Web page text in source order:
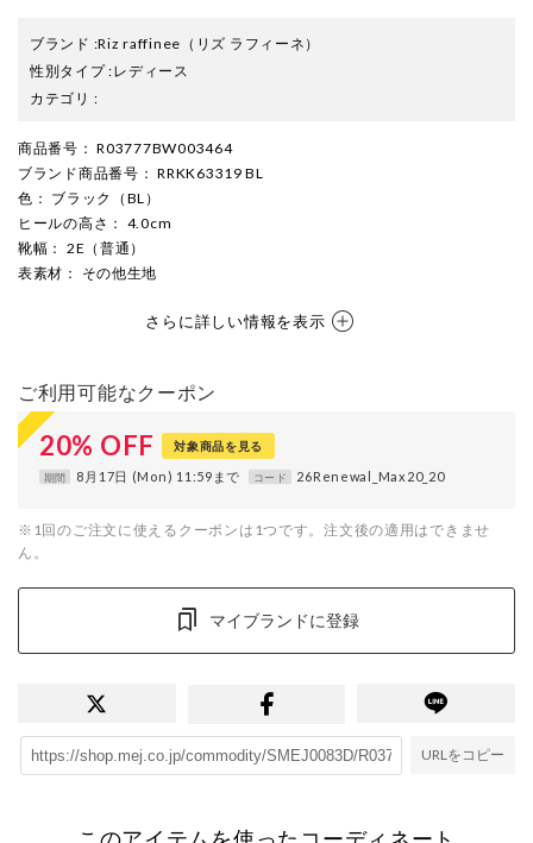
ブランド :Riz raffinee （リズ ラフィーネ）
性別タイプ:レディース
カテゴリ :
商品番号 ： R03777BW003464
ブランド商品番号 ： RRKK63319 BL
色 ： ブラック（BL）
ヒールの高さ ： 4.0cm
靴幅 ： 2E（普通）
表素材 ： その他生地
さらに詳しい情報を表示
ご利用可能なクーポン
20% OFF 対象商品を見る
期間 8月17日 (Mon) 11:59まで コード 26Renewal_Max20_20
※1回のご注文に使えるクーポンは1つです。注文後の適用はできませ
ん。
マイブランドに登録
URLをコピー
このアイテムを使ったコーディネート